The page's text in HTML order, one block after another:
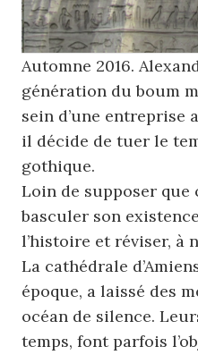
Automne 2016.
génération du boum
sein d’une entreprise
il décide de tuer le
gothique.
Loin de supposer
basculer son
l’histoire et réviser, à
La cathédrale
époque, a laissé des
océan de silence.
temps, font parfois